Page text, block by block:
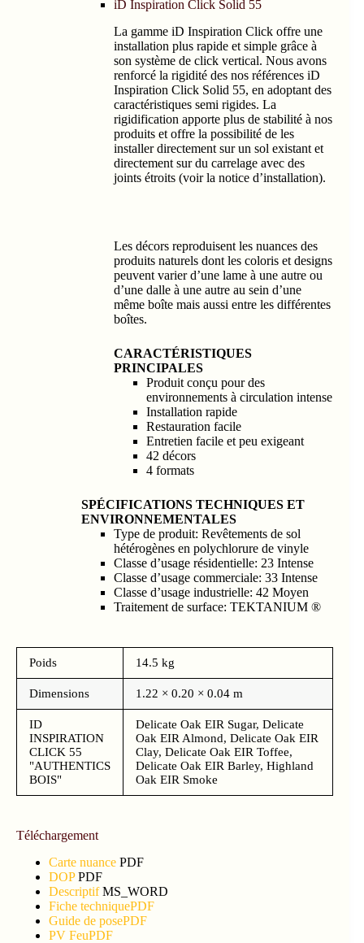
iD Inspiration Click Solid 55
La gamme iD Inspiration Click offre une
installation plus rapide et simple grâce à
son système de click vertical. Nous avons
renforcé la rigidité des nos références iD
Inspiration Click Solid 55, en adoptant des
caractéristiques semi rigides. La
rigidification apporte plus de stabilité à nos
produits et offre la possibilité de les
installer directement sur un sol existant et
directement sur du carrelage avec des
joints étroits (voir la notice d’installation).
Les décors reproduisent les nuances des
produits naturels dont les coloris et designs
peuvent varier d’une lame à une autre ou
d’une dalle à une autre au sein d’une
même boîte mais aussi entre les différentes
boîtes.
CARACTÉRISTIQUES
PRINCIPALES
Produit conçu pour des
environnements à circulation intense
Installation rapide
Restauration facile
Entretien facile et peu exigeant
42 décors
4 formats
SPÉCIFICATIONS TECHNIQUES ET
ENVIRONNEMENTALES
Type de produit: Revêtements de sol
hétérogènes en polychlorure de vinyle
Classe d’usage résidentielle: 23 Intense
Classe d’usage commerciale: 33 Intense
Classe d’usage industrielle: 42 Moyen
Traitement de surface: TEKTANIUM ®
Poids 14.5 kg
Dimensions 1.22 × 0.20 × 0.04 m
ID
INSPIRATION
CLICK 55
"AUTHENTICS
BOIS"
Delicate Oak EIR Sugar, Delicate
Oak EIR Almond, Delicate Oak EIR
Clay, Delicate Oak EIR Toffee,
Delicate Oak EIR Barley, Highland
Oak EIR Smoke
Téléchargement
Carte nuance PDF
DOP PDF
Descriptif MS_WORD
Fiche techniquePDF
Guide de posePDF
PV FeuPDF